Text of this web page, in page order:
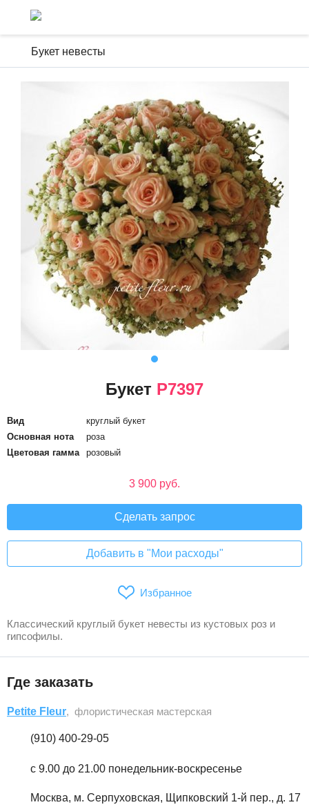
Букет невесты
Букет P7397
Вид
круглый букет
Основная нота
роза
Цветовая гамма
розовый
3 900 руб.
Сделать запрос
Добавить в "Мои расходы"
Избранное
Классический круглый букет невесты из кустовых роз и
гипсофилы.
Где заказать
Petite Fleur, флористическая мастерская
(910) 400-29-05
с 9.00 до 21.00 понедельник-воскресенье
Москва, м. Серпуховская, Щипковский 1-й пер., д. 17